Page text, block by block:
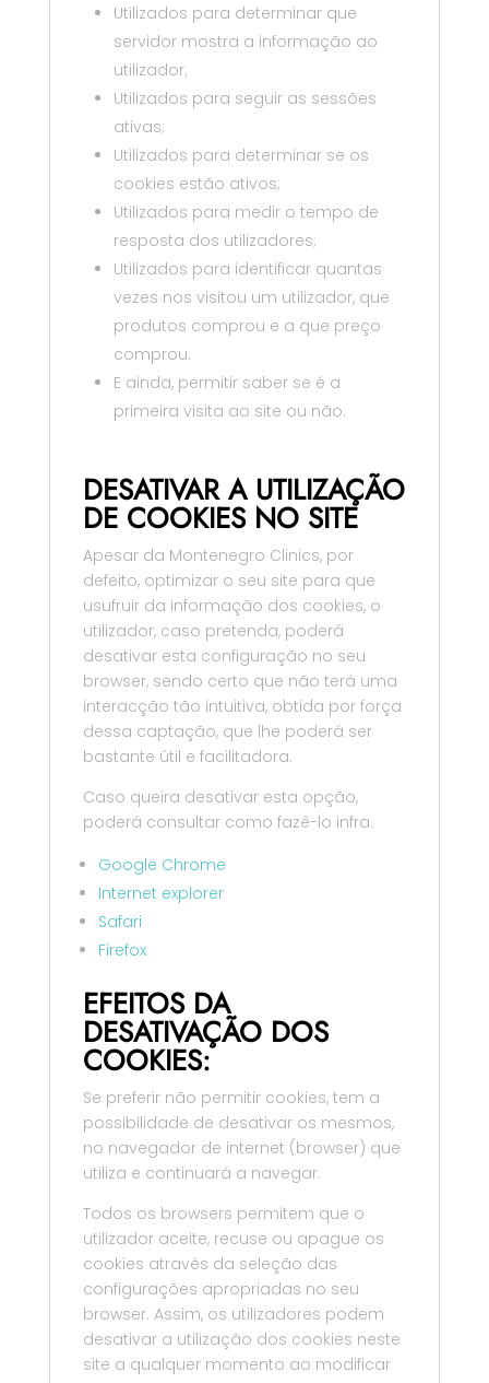
Utilizados para determinar que
servidor mostra a informação ao
utilizador;
Utilizados para seguir as sessões
ativas;
Utilizados para determinar se os
cookies estão ativos;
Utilizados para medir o tempo de
resposta dos utilizadores;
Utilizados para identificar quantas
vezes nos visitou um utilizador, que
produtos comprou e a que preço
comprou.
E ainda, permitir saber se é a
primeira visita ao site ou não.
DESATIVAR A UTILIZAÇÃO
DE COOKIES NO SITE
Apesar da Montenegro Clinics, por
defeito, optimizar o seu site para que
usufruir da informação dos cookies, o
utilizador, caso pretenda, poderá
desativar esta configuração no seu
browser, sendo certo que não terá uma
interacção tão intuitiva, obtida por força
dessa captação, que lhe poderá ser
bastante útil e facilitadora.
Caso queira desativar esta opção,
poderá consultar como fazê-lo infra:
Google Chrome
Internet explorer
Safari
Firefox
EFEITOS DA
DESATIVAÇÃO DOS
COOKIES:
Se preferir não permitir cookies, tem a
possibilidade de desativar os mesmos,
no navegador de internet (browser) que
utiliza e continuará a navegar.
Todos os browsers permitem que o
utilizador aceite, recuse ou apague os
cookies através da seleção das
configurações apropriadas no seu
browser. Assim, os utilizadores podem
desativar a utilização dos cookies neste
site a qualquer momento ao modificar